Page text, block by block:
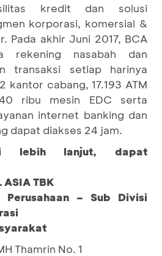
kredit dan solusi
korporasi, komersial &
Pada akhir Juni 2017, BCA
rekening nasabah dan
transaksi setiap harinya
kantor cabang, 17.193 ATM
ribu mesin EDC serta
internet banking dan
dapat diakses 24 jam.
lebih lanjut, dapat
ASIA TBK
Perusahaan – Sub Divisi
Thamrin No. 1